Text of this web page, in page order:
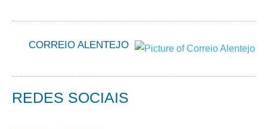
CORREIO ALENTEJO
REDES SOCIAIS